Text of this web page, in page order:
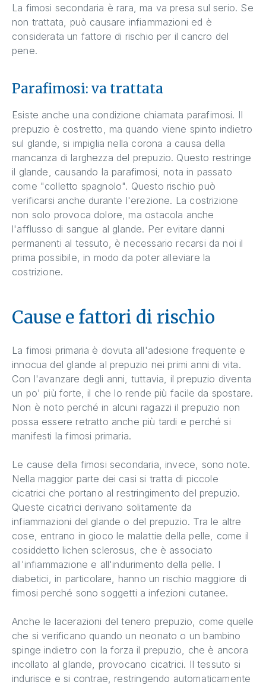
La fimosi secondaria è rara, ma va presa sul serio. Se
non trattata, può causare infiammazioni ed è
considerata un fattore di rischio per il cancro del
pene.
Parafimosi: va trattata
Esiste anche una condizione chiamata parafimosi. Il
prepuzio è costretto, ma quando viene spinto indietro
sul glande, si impiglia nella corona a causa della
mancanza di larghezza del prepuzio. Questo restringe
il glande, causando la parafimosi, nota in passato
come "colletto spagnolo". Questo rischio può
verificarsi anche durante l'erezione. La costrizione
non solo provoca dolore, ma ostacola anche
l'afflusso di sangue al glande. Per evitare danni
permanenti al tessuto, è necessario recarsi da noi il
prima possibile, in modo da poter alleviare la
costrizione.
Cause e fattori di rischio
La fimosi primaria è dovuta all'adesione frequente e
innocua del glande al prepuzio nei primi anni di vita.
Con l'avanzare degli anni, tuttavia, il prepuzio diventa
un po' più forte, il che lo rende più facile da spostare.
Non è noto perché in alcuni ragazzi il prepuzio non
possa essere retratto anche più tardi e perché si
manifesti la fimosi primaria.
Le cause della fimosi secondaria, invece, sono note.
Nella maggior parte dei casi si tratta di piccole
cicatrici che portano al restringimento del prepuzio.
Queste cicatrici derivano solitamente da
infiammazioni del glande o del prepuzio. Tra le altre
cose, entrano in gioco le malattie della pelle, come il
cosiddetto lichen sclerosus, che è associato
all'infiammazione e all'indurimento della pelle. I
diabetici, in particolare, hanno un rischio maggiore di
fimosi perché sono soggetti a infezioni cutanee.
Anche le lacerazioni del tenero prepuzio, come quelle
che si verificano quando un neonato o un bambino
spinge indietro con la forza il prepuzio, che è ancora
incollato al glande, provocano cicatrici. Il tessuto si
indurisce e si contrae, restringendo automaticamente